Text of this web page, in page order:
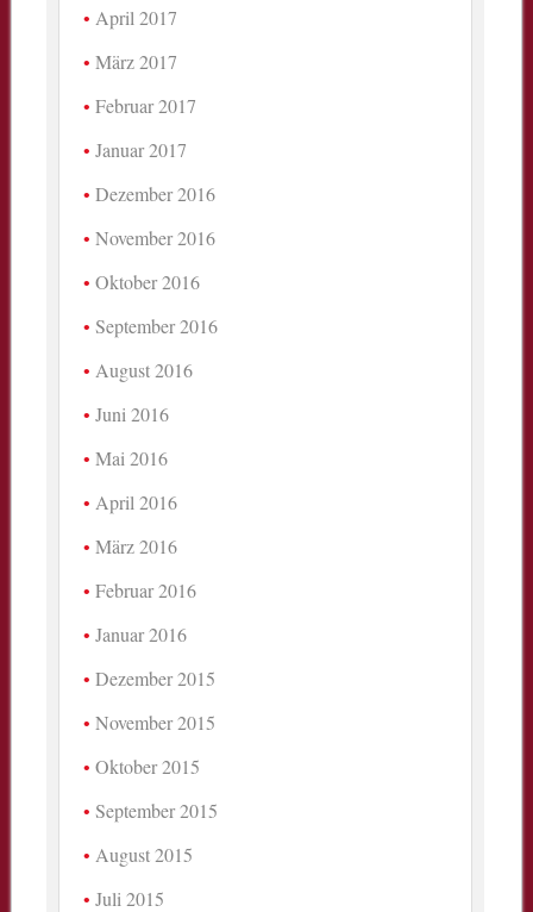
April 2017
März 2017
Februar 2017
Januar 2017
Dezember 2016
November 2016
Oktober 2016
September 2016
August 2016
Juni 2016
Mai 2016
April 2016
März 2016
Februar 2016
Januar 2016
Dezember 2015
November 2015
Oktober 2015
September 2015
August 2015
Juli 2015